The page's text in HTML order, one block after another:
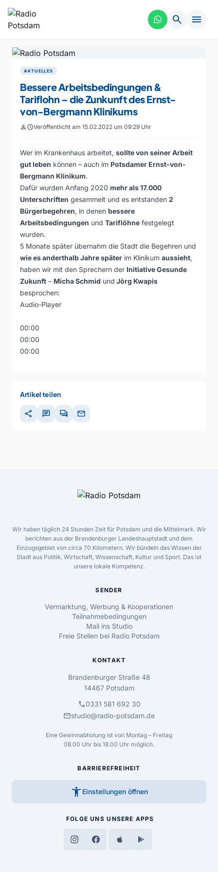
search menu
AKTUELLES
Bessere Arbeitsbedingungen &
Tariflohn – die Zunkunft des Ernst-
von-Bergmann Klinikums
personscheduleVeröffentlicht am 15.02.2022 um 09:29 Uhr
Wer im Krankenhaus arbeitet, sollte von seiner Arbeit
gut leben können – auch im Potsdamer Ernst-von-
Bergmann Klinikum.
Dafür wurden Anfang 2020 mehr als 17.000
Unterschriften gesammelt und es entstanden 2
Bürgerbegehren, in denen bessere
Arbeitsbedingungen und Tariflöhne festgelegt
wurden.
5 Monate später übernahm die Stadt die Begehren und
wie es anderthalb Jahre später im Klinikum aussieht,
haben wir mit den Sprechern der Initiative Gesunde
Zukunft – Micha Schmid und Jörg Kwapis
besprochen:
Audio-Player
00:00
00:00
00:00
Artikel teilen
share chat forum mail
Wir haben täglich 24 Stunden Zeit für Potsdam und die Mittelmark. Wir
berichten aus der Brandenburger Landeshauptstadt und dem
Einzugsgebiet von circa 70 Kilometern. Wir bündeln das Wissen der
Stadt aus Politik, Wirtschaft, Wissenschaft, Kultur und Sport. Das ist
unsere lokale Kompetenz.
SENDER
Vermarktung, Werbung & Kooperationen
Teilnahmebedingungen
Mail ins Studio
Freie Stellen bei Radio Potsdam
KONTAKT
Brandenburger Straße 48
14467 Potsdam
call0331 581 692 30
mailstudio@radio-potsdam.de
Eine Gewinnabholung ist von Montag – Freitag
08.00 Uhr bis 18.00 Uhr möglich.
BARRIEREFREIHEIT
accessibility_new Einstellungen öffnen
FOLGE UNS UNSERE APPS